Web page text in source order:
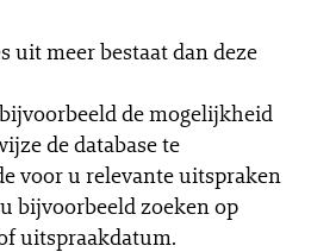
uit meer bestaat dan deze
de mogelijkheid
de database te
voor u relevante uitspraken
bijvoorbeeld zoeken op
uitspraakdatum.